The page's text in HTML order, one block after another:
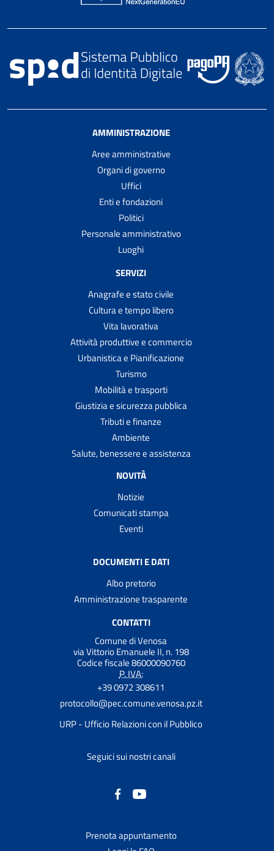
AMMINISTRAZIONE
Aree amministrative
Organi di governo
Uffici
Enti e fondazioni
Politici
Personale amministrativo
Luoghi
SERVIZI
Anagrafe e stato civile
Cultura e tempo libero
Vita lavorativa
Attività produttive e commercio
Urbanistica e Pianificazione
Turismo
Mobilità e trasporti
Giustizia e sicurezza pubblica
Tributi e finanze
Ambiente
Salute, benessere e assistenza
NOVITÀ
Notizie
Comunicati stampa
Eventi
DOCUMENTI E DATI
Albo pretorio
Amministrazione trasparente
CONTATTI
Comune di Venosa
via Vittorio Emanuele II, n. 198
Codice fiscale 86000090760
P. IVA:
+39 0972 308611
protocollo@pec.comune.venosa.pz.it
URP - Ufficio Relazioni con il Pubblico
Seguici sui nostri canali
Prenota appuntamento